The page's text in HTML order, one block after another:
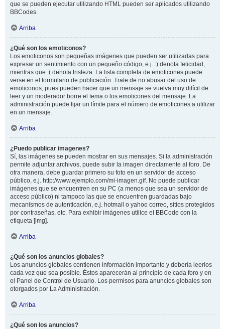
que se pueden ejecutar utilizando HTML pueden ser aplicados utilizando
BBCodes.
Arriba
¿Qué son los emoticonos?
Los emoticonos son pequeñas imágenes que pueden ser utilizadas para
expresar un sentimiento con un pequeño código, e.j. :) denota felicidad,
mientras que :( denota tristeza. La lista completa de emoticones puede
verse en el formulario de publicación. Trate de no abusar del uso de
emoticonos, pues pueden hacer que un mensaje se vuelva muy difícil de
leer y un moderador borre el tema o los emoticones del mensaje. La
administración puede fijar un límite para el número de emoticones a utilizar
en un mensaje.
Arriba
¿Puedo publicar imagenes?
Sí, las imágenes se pueden mostrar en sus mensajes. Si la administración
permite adjuntar archivos, puede subir la imagen directamente al foro. De
otra manera, debe guardar primero su foto en un servidor de acceso
público, e.j. http://www.ejemplo.com/mi-imagen.gif. No puede publicar
imágenes que se encuentren en su PC (a menos que sea un servidor de
acceso público) ni tampoco las que se encuentren guardadas bajo
mecanismos de autenticación, e.j. hotmail o yahoo correo, sitios protegidos
por contraseñas, etc. Para exhibir imágenes utilice el BBCode con la
etiqueta [img].
Arriba
¿Qué son los anuncios globales?
Los anuncios globales contienen información importante y debería leerlos
cada vez que sea posible. Éstos aparecerán al principio de cada foro y en
el Panel de Control de Usuario. Los permisos para anuncios globales son
otorgados por La Administración.
Arriba
¿Qué son los anuncios?